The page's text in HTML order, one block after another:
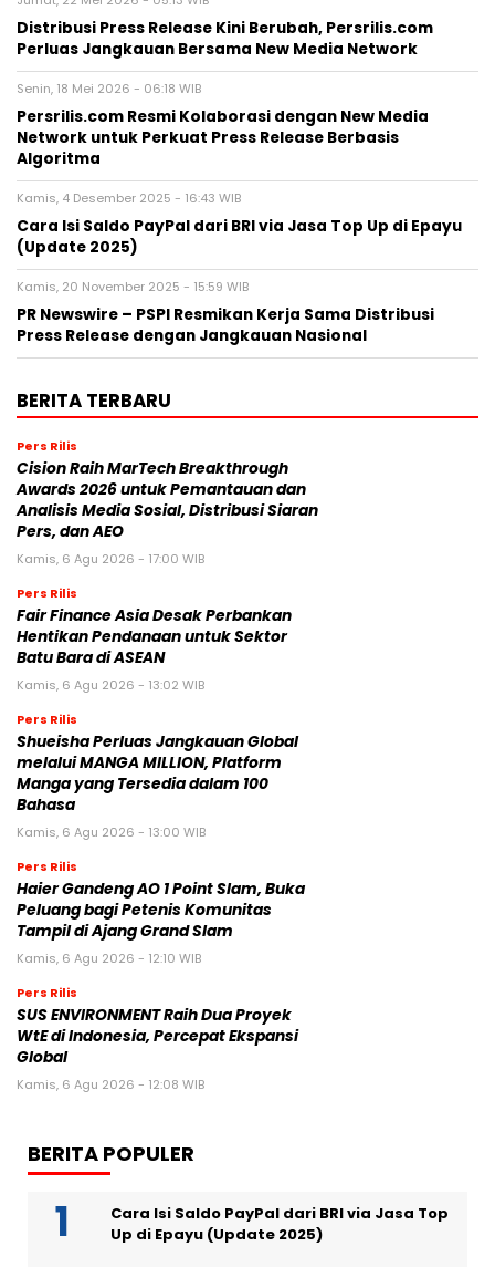
Distribusi Press Release Kini Berubah, Persrilis.com
Perluas Jangkauan Bersama New Media Network
Senin, 18 Mei 2026 - 06:18 WIB
Persrilis.com Resmi Kolaborasi dengan New Media
Network untuk Perkuat Press Release Berbasis
Algoritma
Kamis, 4 Desember 2025 - 16:43 WIB
Cara Isi Saldo PayPal dari BRI via Jasa Top Up di Epayu
(Update 2025)
Kamis, 20 November 2025 - 15:59 WIB
PR Newswire – PSPI Resmikan Kerja Sama Distribusi
Press Release dengan Jangkauan Nasional
BERITA TERBARU
Pers Rilis
Cision Raih MarTech Breakthrough
Awards 2026 untuk Pemantauan dan
Analisis Media Sosial, Distribusi Siaran
Pers, dan AEO
Kamis, 6 Agu 2026 - 17:00 WIB
Pers Rilis
Fair Finance Asia Desak Perbankan
Hentikan Pendanaan untuk Sektor
Batu Bara di ASEAN
Kamis, 6 Agu 2026 - 13:02 WIB
Pers Rilis
Shueisha Perluas Jangkauan Global
melalui MANGA MILLION, Platform
Manga yang Tersedia dalam 100
Bahasa
Kamis, 6 Agu 2026 - 13:00 WIB
Pers Rilis
Haier Gandeng AO 1 Point Slam, Buka
Peluang bagi Petenis Komunitas
Tampil di Ajang Grand Slam
Kamis, 6 Agu 2026 - 12:10 WIB
Pers Rilis
SUS ENVIRONMENT Raih Dua Proyek
WtE di Indonesia, Percepat Ekspansi
Global
Kamis, 6 Agu 2026 - 12:08 WIB
BERITA POPULER
Cara Isi Saldo PayPal dari BRI via Jasa Top
Up di Epayu (Update 2025)